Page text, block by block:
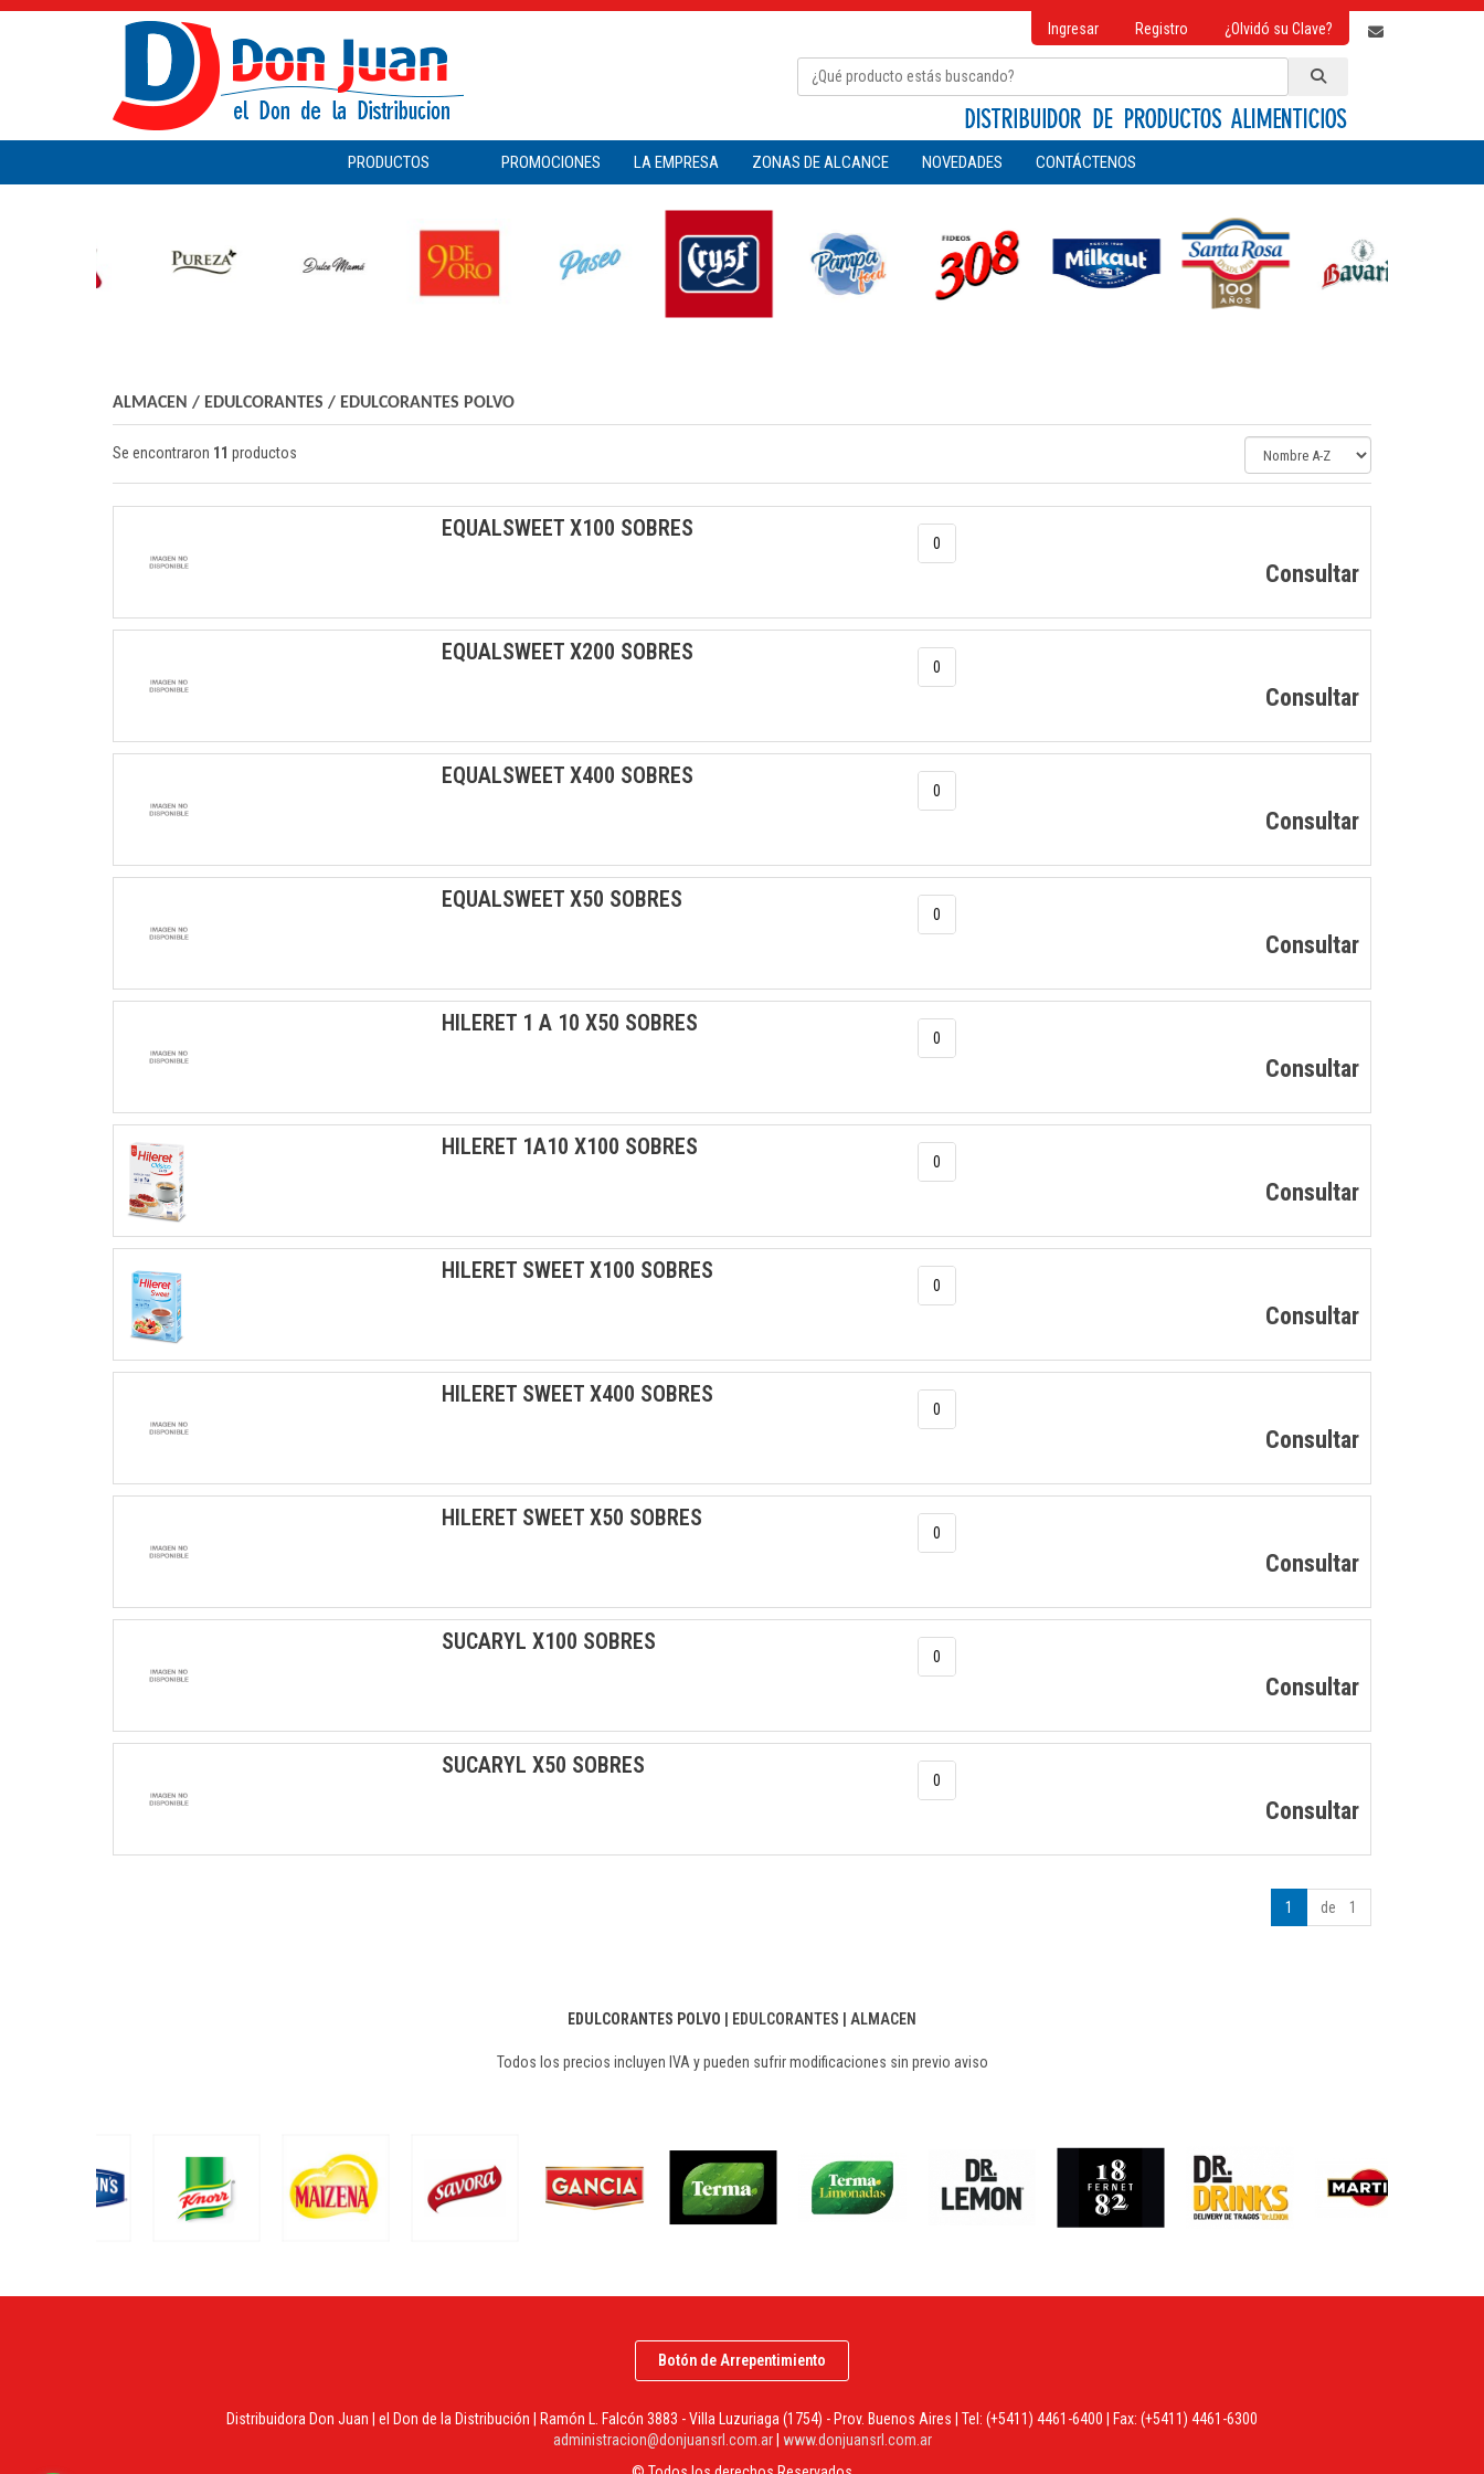
Ingresar Registro ¿Olvidó su Clave?
PRODUCTOS PROMOCIONES LA EMPRESA ZONAS DE ALCANCE NOVEDADES CONTÁCTENOS
ALMACEN / EDULCORANTES / EDULCORANTES POLVO
Se encontraron 11 productos
EQUALSWEET X100 SOBRES
Consultar
EQUALSWEET X200 SOBRES
Consultar
EQUALSWEET X400 SOBRES
Consultar
EQUALSWEET X50 SOBRES
Consultar
HILERET 1 A 10 X50 SOBRES
Consultar
HILERET 1A10 X100 SOBRES
Consultar
HILERET SWEET X100 SOBRES
Consultar
HILERET SWEET X400 SOBRES
Consultar
HILERET SWEET X50 SOBRES
Consultar
SUCARYL X100 SOBRES
Consultar
SUCARYL X50 SOBRES
Consultar
1 de 1
EDULCORANTES POLVO EDULCORANTES ALMACEN
Todos los precios incluyen IVA y pueden sufrir modificaciones sin previo aviso
Botón de Arrepentimiento
Distribuidora Don Juan | el Don de la Distribución | Ramón L. Falcón 3883 - Villa Luzuriaga (1754) - Prov. Buenos Aires | Tel: (+5411) 4461-6400 | Fax: (+5411) 4461-6300
administracion@donjuansrl.com.ar| www.donjuansrl.com.ar